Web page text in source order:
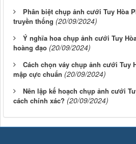
Phân biệt chụp ảnh cưới Tuy Hòa
truyền thống (20/09/2024)
Ý nghĩa hoa chụp ảnh cưới Tuy
hoàng đạo (20/09/2024)
Cách chọn váy chụp ảnh cưới Tuy
mập cực chuẩn (20/09/2024)
Nên lập kế hoạch chụp ảnh cưới
cách chính xác? (20/09/2024)